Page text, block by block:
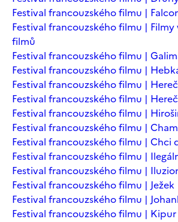
Festival francouzského filmu |
Festival francouzského filmu |
filmů
Festival francouzského filmu |
Festival francouzského filmu |
Festival francouzského filmu |
Festival francouzského filmu |
Festival francouzského filmu |
Festival francouzského filmu |
Festival francouzského filmu | Chci
Festival francouzského filmu |
Festival francouzského filmu |
Festival francouzského filmu | Ježek
Festival francouzského filmu |
Festival francouzského filmu | Kipur